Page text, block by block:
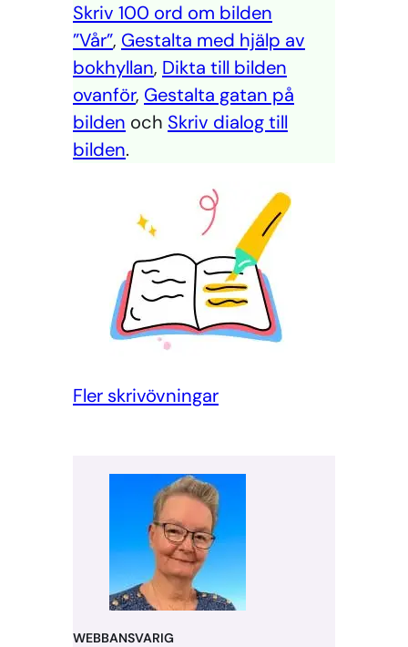
Skriv 100 ord om bilden
”Vår”, Gestalta med hjälp av
bokhyllan, Dikta till bilden
ovanför, Gestalta gatan på
bilden och Skriv dialog till
bilden.
Fler skrivövningar
WEBBANSVARIG